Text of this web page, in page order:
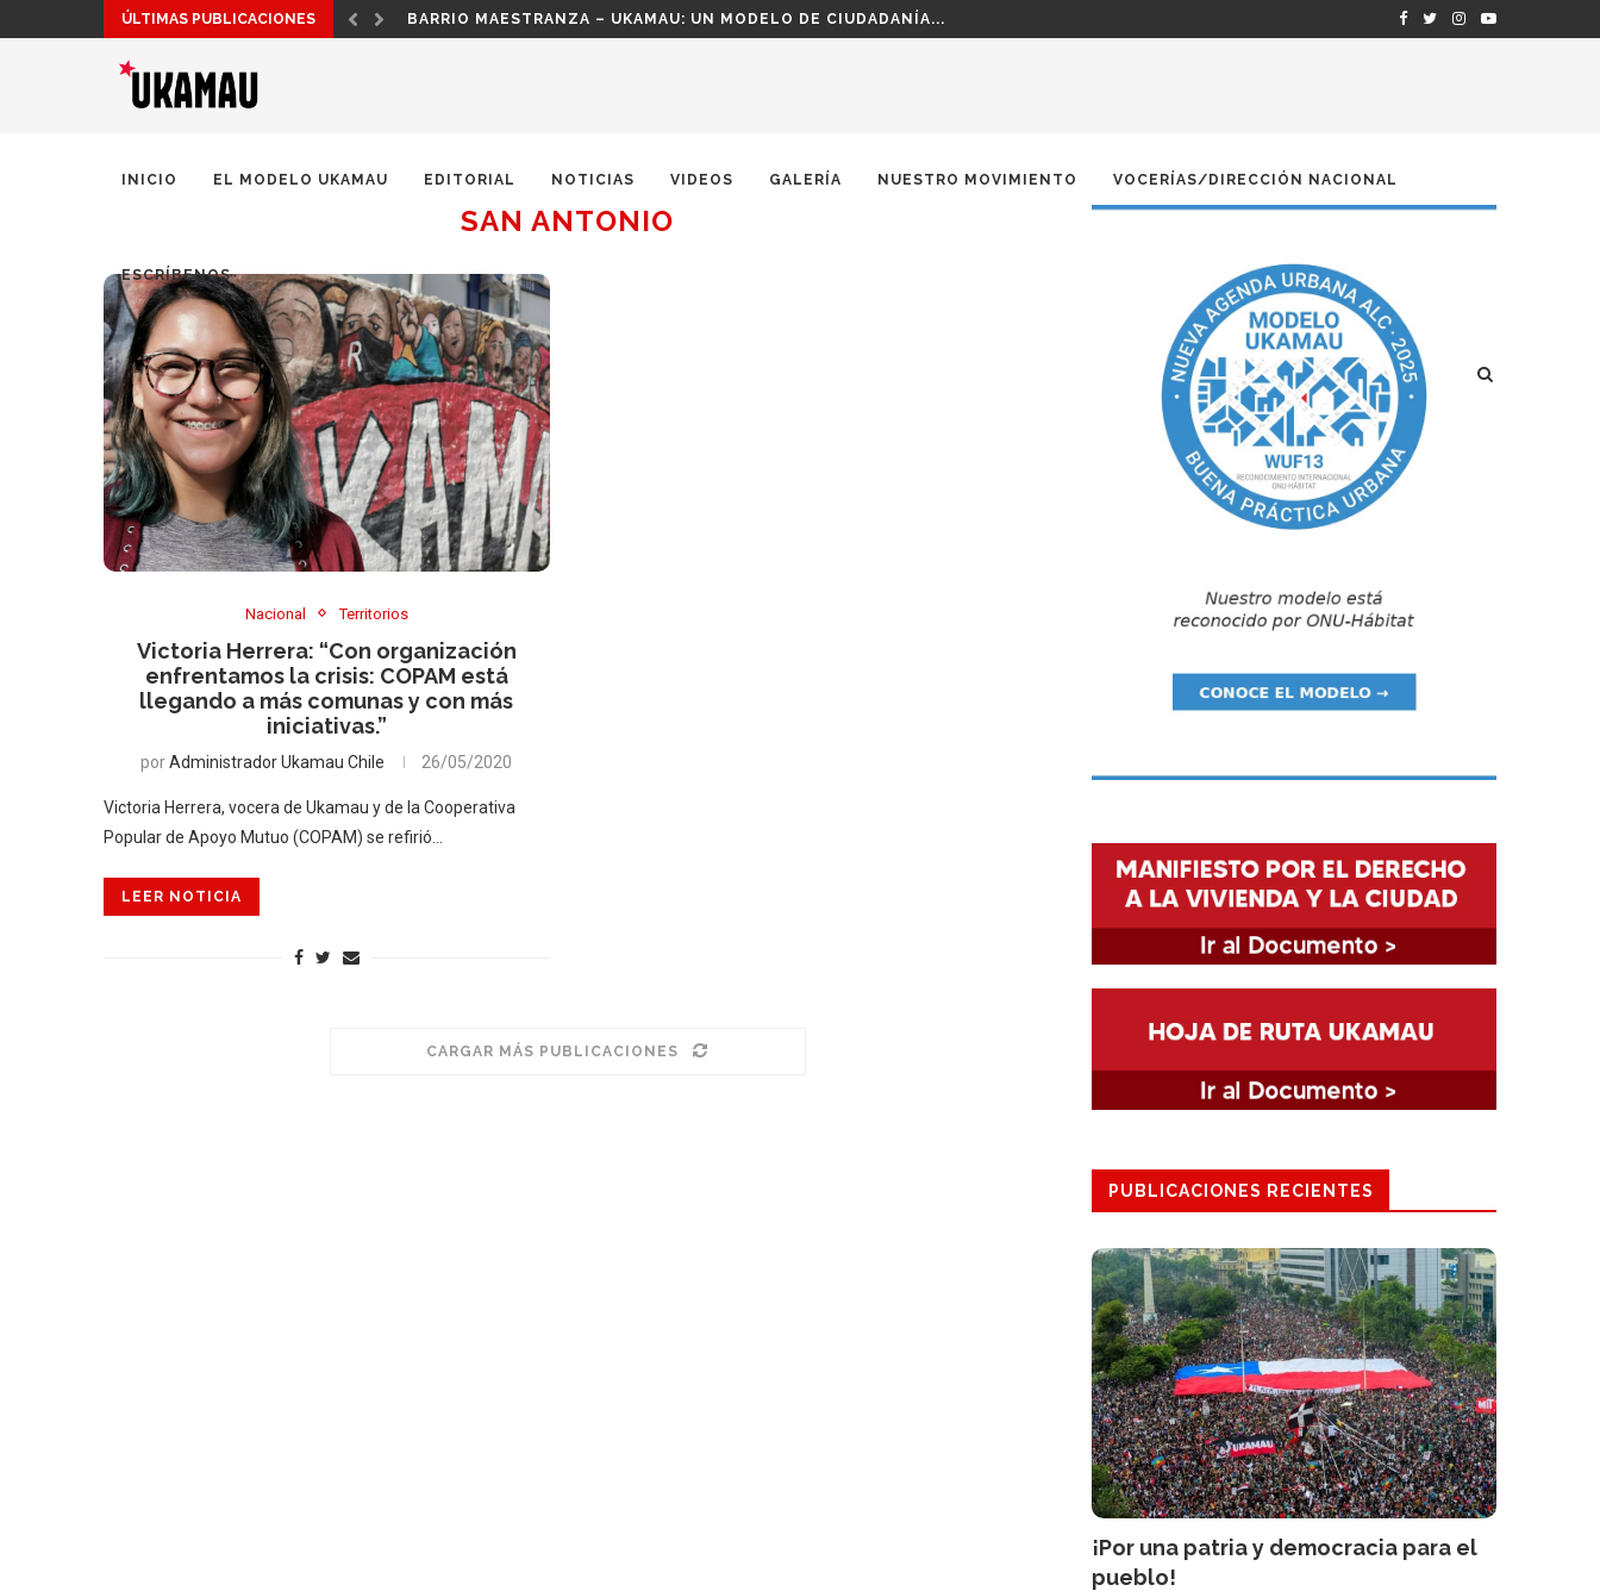
ÚLTIMAS PUBLICACIONES BARRIO MAESTRANZA – UKAMAU: UN MODELO DE CIUDADANÍA...
INICIO EL MODELO UKAMAU EDITORIAL NOTICIAS VIDEOS GALERÍA NUESTRO MOVIMIENTO VOCERÍAS/DIRECCIÓN NACIONAL
ESCRÍBENOS
SAN ANTONIO
Nacional Territorios
Victoria Herrera: “Con organización
enfrentamos la crisis: COPAM está
llegando a más comunas y con más
iniciativas.”
porAdministrador Ukamau Chile 26/05/2020
Victoria Herrera, vocera de Ukamau y de la Cooperativa
Popular de Apoyo Mutuo (COPAM) se refirió…
LEER NOTICIA
CARGAR MÁS PUBLICACIONES
PUBLICACIONES RECIENTES
¡Por una patria y democracia para el
pueblo!